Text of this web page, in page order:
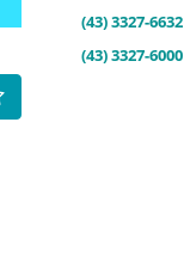
(43) 3327-6632
(43) 3327-6000